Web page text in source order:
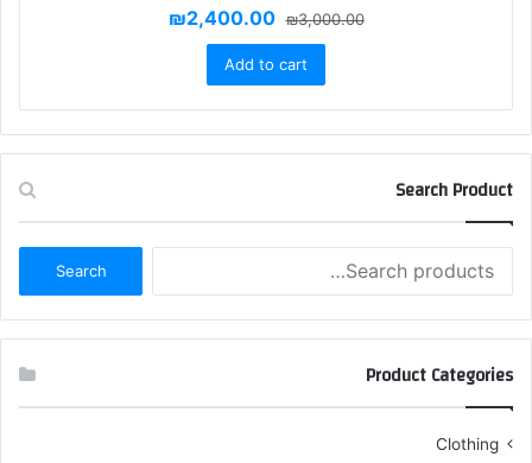
₪3,000.00
₪2,400.00
Add to cart
Search Product
for:
Search
Product Categories
Clothing